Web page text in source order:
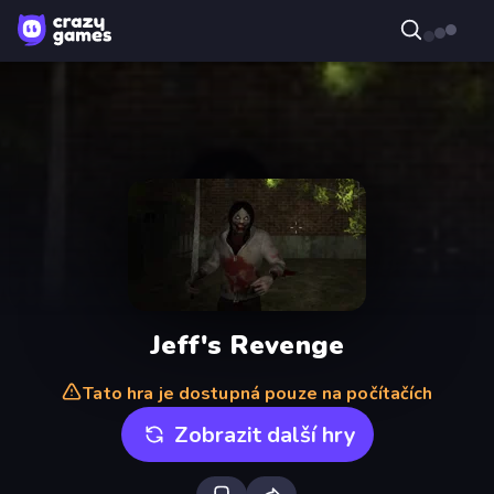
Jeff's Revenge
Tato hra je dostupná pouze na počítačích
Zobrazit další hry